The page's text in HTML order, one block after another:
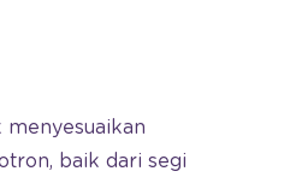
menyesuaikan
baik dari segi